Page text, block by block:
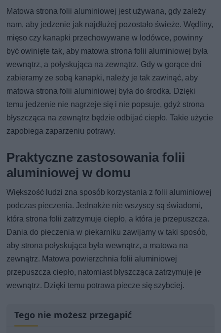
Matowa strona folii aluminiowej jest używana, gdy zależy
nam, aby jedzenie jak najdłużej pozostało świeże. Wędliny,
mięso czy kanapki przechowywane w lodówce, powinny
być owinięte tak, aby matowa strona folii aluminiowej była
wewnątrz, a połyskująca na zewnątrz. Gdy w gorące dni
zabieramy ze sobą kanapki, należy je tak zawinąć, aby
matowa strona folii aluminiowej była do środka. Dzięki
temu jedzenie nie nagrzeje się i nie popsuje, gdyż strona
błyszcząca na zewnątrz będzie odbijać ciepło. Takie użycie
zapobiega zaparzeniu potrawy.
Praktyczne zastosowania folii
aluminiowej w domu
Większość ludzi zna sposób korzystania z folii aluminiowej
podczas pieczenia. Jednakże nie wszyscy są świadomi,
która strona folii zatrzymuje ciepło, a która je przepuszcza.
Dania do pieczenia w piekarniku zawijamy w taki sposób,
aby strona połyskująca była wewnątrz, a matowa na
zewnątrz. Matowa powierzchnia folii aluminiowej
przepuszcza ciepło, natomiast błyszcząca zatrzymuje je
wewnątrz. Dzięki temu potrawa piecze się szybciej.
Tego nie możesz przegapić